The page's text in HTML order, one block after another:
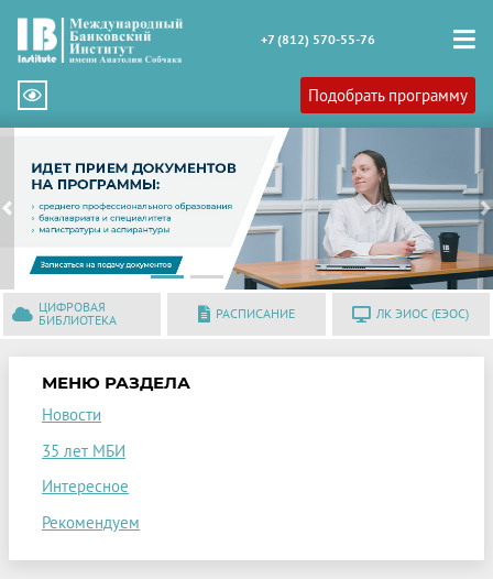
+7 (812) 570-55-76
Подобрать программу
Previous
ЦИФРОВАЯ
БИБЛИОТЕКА
РАСПИСАНИЕ ЛК ЭИОС (ЕЭОС)
МЕНЮ РАЗДЕЛА
Новости
35 лет МБИ
Интересное
Рекомендуем